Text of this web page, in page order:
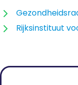
Rijksinstituut